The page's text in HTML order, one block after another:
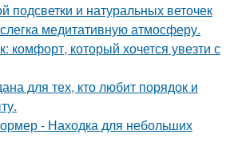
подсветки и натуральных веточек
медитативную атмосферу.
комфорт, который хочется увезти с
для тех, кто любит порядок и
- Находка для небольших